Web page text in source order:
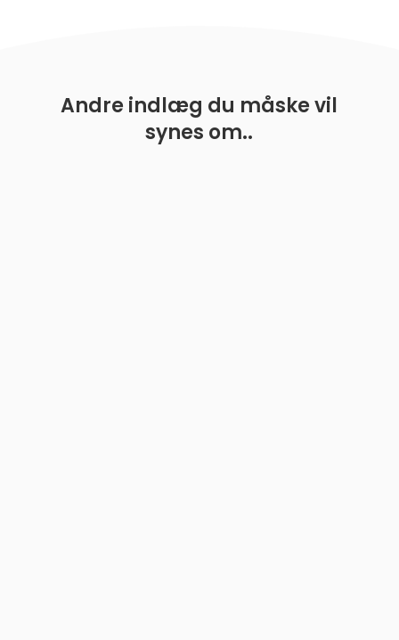
Andre indlæg du måske vil
synes om..